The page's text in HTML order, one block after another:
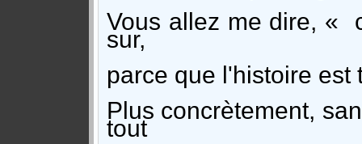
Vous allez me dire, «
sur,
parce que l'histoire est
Plus concrètement,
tout